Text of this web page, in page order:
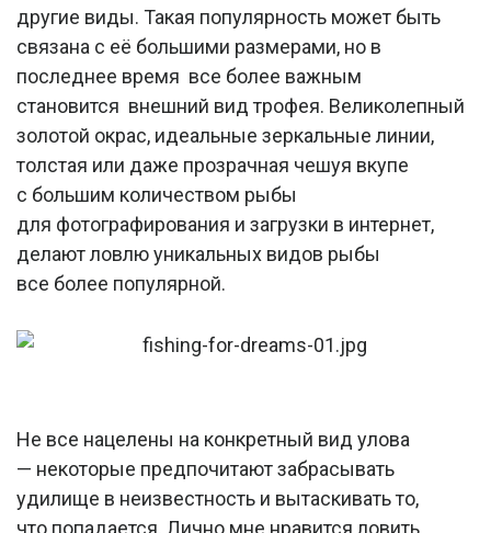
другие виды. Такая популярность может быть
связана с её большими размерами, но в
последнее время все более важным
становится внешний вид трофея. Великолепный
золотой окрас, идеальные зеркальные линии,
толстая или даже прозрачная чешуя вкупе
с большим количеством рыбы
для фотографирования и загрузки в интернет,
делают ловлю уникальных видов рыбы
все более популярной.
Не все нацелены на конкретный вид улова
— некоторые предпочитают забрасывать
удилище в неизвестность и вытаскивать то,